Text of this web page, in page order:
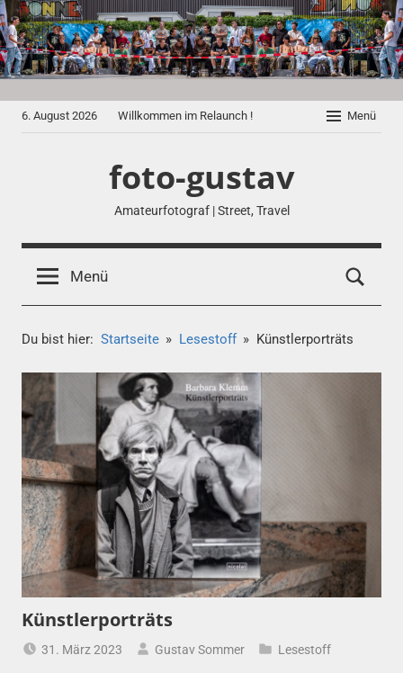
Zum
Inhalt
springen
6. August 2026 Willkommen im Relaunch ! Menü
foto-gustav
Amateurfotograf | Street, Travel
Menü
Du bist hier: Startseite Lesestoff Künstlerporträts
Künstlerporträts
31. März 2023 Gustav Sommer Lesestoff